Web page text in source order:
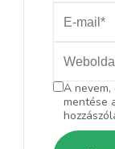
A
mentése